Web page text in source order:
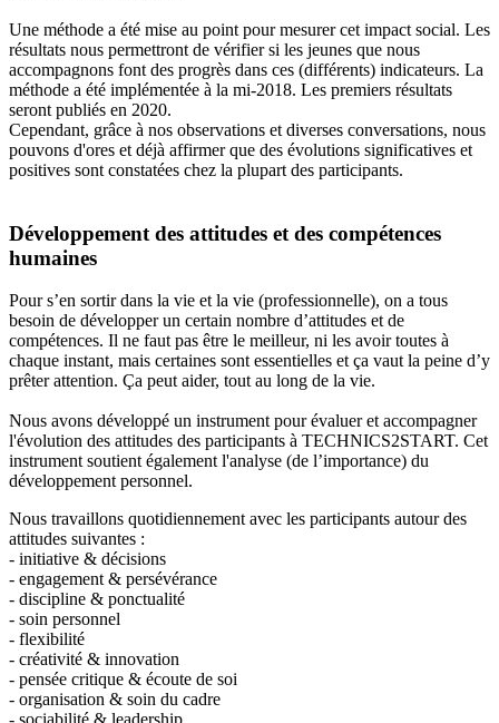
Une méthode a été mise au point pour mesurer cet impact social. Les
résultats nous permettront de vérifier si les jeunes que nous
accompagnons font des progrès dans ces (différents) indicateurs. La
méthode a été implémentée à la mi-2018. Les premiers résultats
seront publiés en 2020.
Cependant, grâce à nos observations et diverses conversations, nous
pouvons d'ores et déjà affirmer que des évolutions significatives et
positives sont constatées chez la plupart des participants.
Développement des attitudes et des compétences
humaines
Pour s’en sortir dans la vie et la vie (professionnelle), on a tous
besoin de développer un certain nombre d’attitudes et de
compétences. Il ne faut pas être le meilleur, ni les avoir toutes à
chaque instant, mais certaines sont essentielles et ça vaut la peine d’y
prêter attention. Ça peut aider, tout au long de la vie.
Nous avons développé un instrument pour évaluer et accompagner
l'évolution des attitudes des participants à TECHNICS2START. Cet
instrument soutient également l'analyse (de l’importance) du
développement personnel.
Nous travaillons quotidiennement avec les participants autour des
attitudes suivantes :
- initiative & décisions
- engagement & persévérance
- discipline & ponctualité
- soin personnel
- flexibilité
- créativité & innovation
- pensée critique & écoute de soi
- organisation & soin du cadre